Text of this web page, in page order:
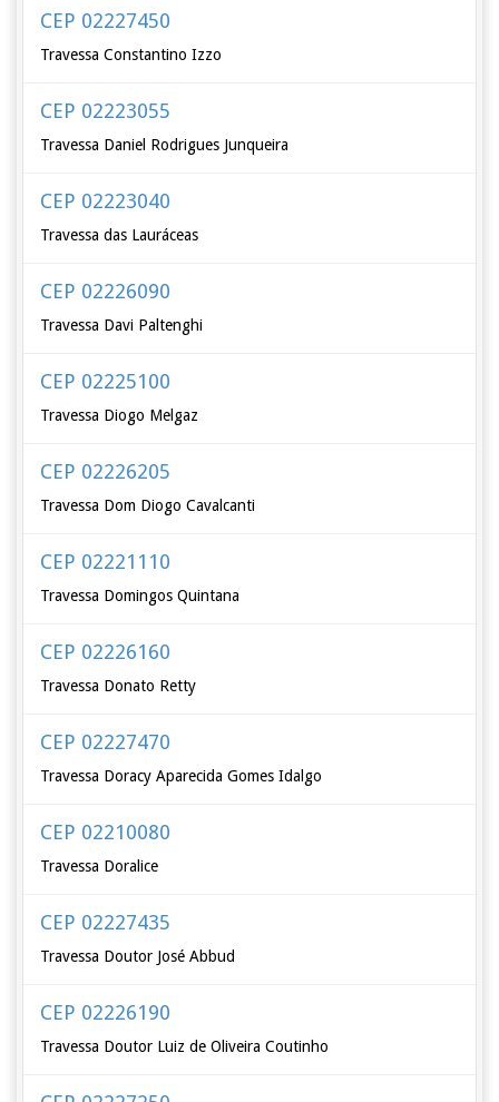
CEP 02227450
Travessa Constantino Izzo
CEP 02223055
Travessa Daniel Rodrigues Junqueira
CEP 02223040
Travessa das Lauráceas
CEP 02226090
Travessa Davi Paltenghi
CEP 02225100
Travessa Diogo Melgaz
CEP 02226205
Travessa Dom Diogo Cavalcanti
CEP 02221110
Travessa Domingos Quintana
CEP 02226160
Travessa Donato Retty
CEP 02227470
Travessa Doracy Aparecida Gomes Idalgo
CEP 02210080
Travessa Doralice
CEP 02227435
Travessa Doutor José Abbud
CEP 02226190
Travessa Doutor Luiz de Oliveira Coutinho